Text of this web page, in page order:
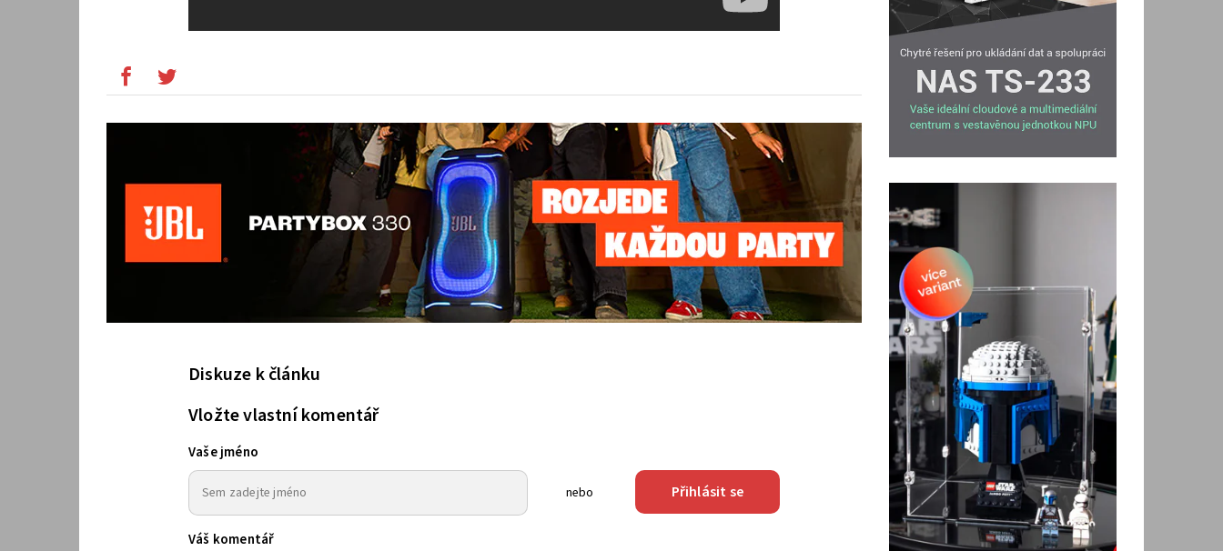
Diskuze k článku
Vložte vlastní komentář
Vaše jméno
nebo Přihlásit se
Váš komentář